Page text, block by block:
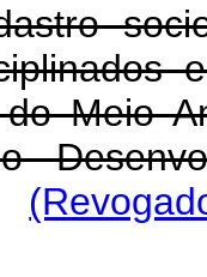
Meio